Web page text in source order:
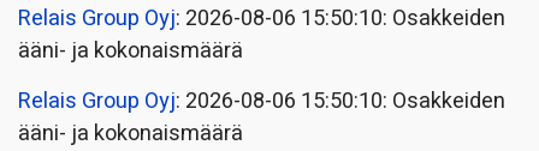
Relais Group Oyj: 2026-08-06 15:50:10: Osakkeiden
ääni- ja kokonaismäärä
Relais Group Oyj: 2026-08-06 15:50:10: Osakkeiden
ääni- ja kokonaismäärä